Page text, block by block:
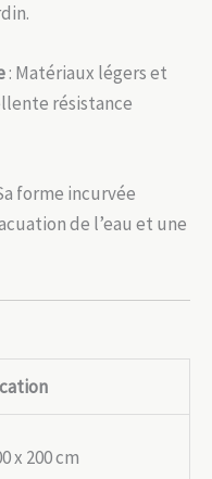
: Matériaux légers et
résistance
forme incurvée
de l’eau et une
x 200 cm